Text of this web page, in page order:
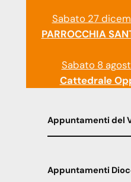
Sabato 27
PARROCCHIA
Sabato 8
Cattedrale
Appuntamenti del
Appuntamenti